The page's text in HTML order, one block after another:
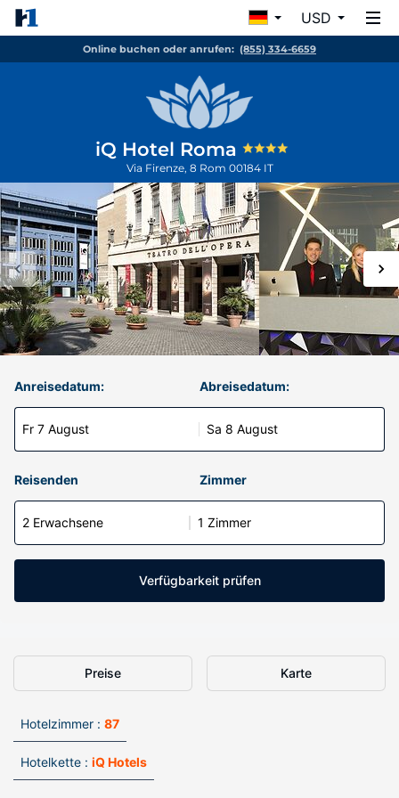
USD
Online buchen oder anrufen: (855) 334-6659
iQ Hotel Roma
Via Firenze, 8 Rom 00184 IT
Anreisedatum:
Fr 7 August
Abreisedatum:
Sa 8 August
Reisenden Zimmer
2 Erwachsene 1 Zimmer
Verfügbarkeit prüfen
Preise Karte
Hotelzimmer : 87
Hotelkette : iQ Hotels